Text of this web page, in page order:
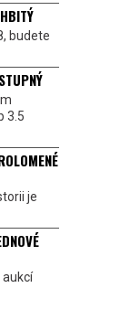
budete
3.5
je
aukcí